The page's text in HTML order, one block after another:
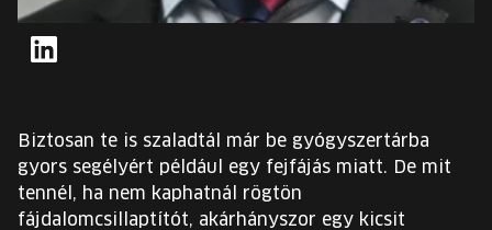
KOSÁR
EN
Biztosan te is szaladtál már be gyógyszertárba
gyors segélyért például egy fejfájás miatt. De mit
tennél, ha nem kaphatnál rögtön
fájdalomcsillaptítót, akárhányszor egy kicsit